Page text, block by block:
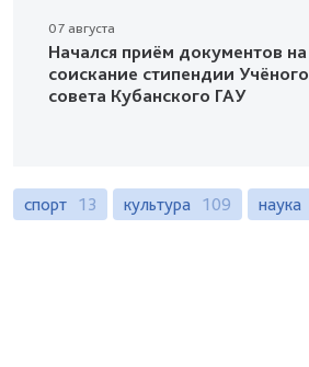
07 августа
Начался приём документов на
соискание стипендии Учёного
совета Кубанского ГАУ
спорт 13 культура 109 наука